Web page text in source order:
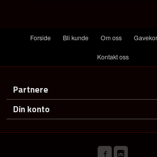
Forside Bli kunde Om oss
Kontakt oss
Partnere
Din konto